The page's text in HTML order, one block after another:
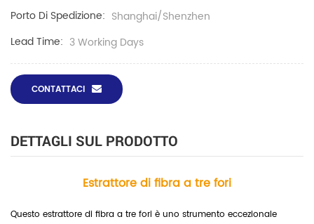
Porto Di Spedizione: Shanghai/Shenzhen
Lead Time: 3 Working Days
CONTATTACI
DETTAGLI SUL PRODOTTO
Estrattore di fibra a tre fori
Questo estrattore di fibra a tre fori è uno strumento eccezionale